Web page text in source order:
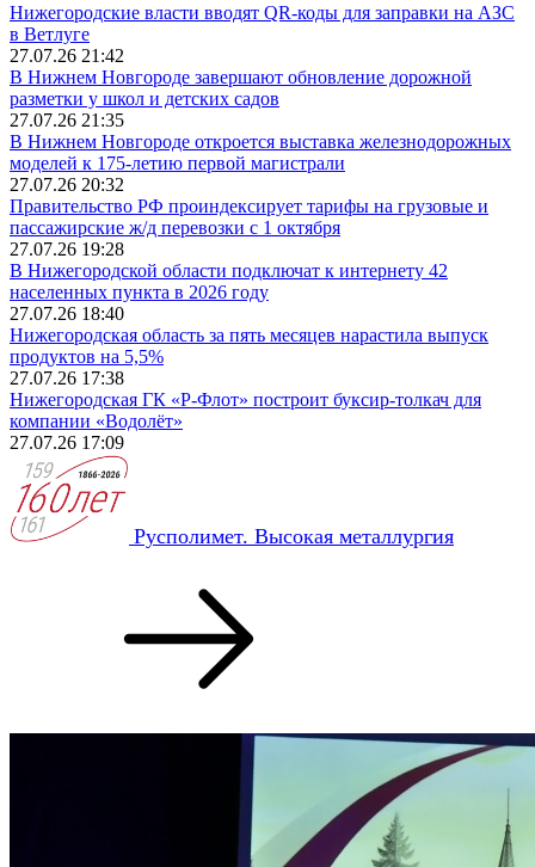
Нижегородские власти вводят QR-коды для заправки на АЗС
в Ветлуге
27.07.26 21:42
В Нижнем Новгороде завершают обновление дорожной
разметки у школ и детских садов
27.07.26 21:35
В Нижнем Новгороде откроется выставка железнодорожных
моделей к 175-летию первой магистрали
27.07.26 20:32
Правительство РФ проиндексирует тарифы на грузовые и
пассажирские ж/д перевозки с 1 октября
27.07.26 19:28
В Нижегородской области подключат к интернету 42
населенных пункта в 2026 году
27.07.26 18:40
Нижегородская область за пять месяцев нарастила выпуск
продуктов на 5,5%
27.07.26 17:38
Нижегородская ГК «Р-Флот» построит буксир-толкач для
компании «Водолёт»
27.07.26 17:09
Русполимет. Высокая металлургия